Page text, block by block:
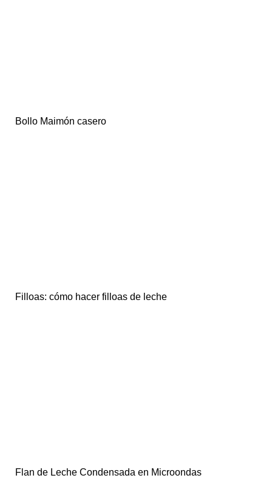
Bollo Maimón casero
Filloas: cómo hacer filloas de leche
Flan de Leche Condensada en Microondas